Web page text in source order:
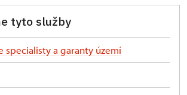
tyto služby
specialisty a garanty území